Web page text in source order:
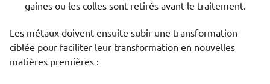
gaines ou les colles sont retirés avant le traitement.
Les métaux doivent ensuite subir une transformation
ciblée pour faciliter leur transformation en nouvelles
matières premières :